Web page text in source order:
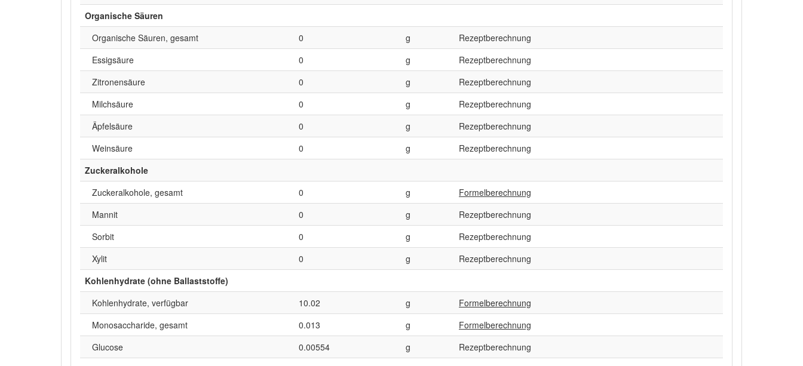
Organische Säuren
Organische Säuren, gesamt
0 g
Rezeptberechnung
Essigsäure
0 g
Rezeptberechnung
Zitronensäure
0 g
Rezeptberechnung
Milchsäure
0 g
Rezeptberechnung
Äpfelsäure
0 g
Rezeptberechnung
Weinsäure
0 g
Rezeptberechnung
Zuckeralkohole
Zuckeralkohole, gesamt
0 g
Formelberechnung
Mannit
0 g
Rezeptberechnung
Sorbit
0 g
Rezeptberechnung
Xylit
0 g
Rezeptberechnung
Kohlenhydrate (ohne Ballaststoffe)
Kohlenhydrate, verfügbar
10.02 g
Formelberechnung
Monosaccharide, gesamt
0.013 g
Formelberechnung
Glucose
0.00554 g
Rezeptberechnung